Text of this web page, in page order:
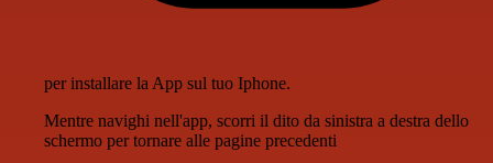
per installare la App sul tuo Iphone.
Mentre navighi nell'app, scorri il dito da sinistra a destra dello
schermo per tornare alle pagine precedenti